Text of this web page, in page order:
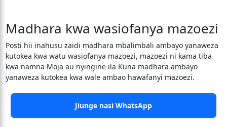
Madhara kwa wasiofanya mazoezi
Posti hii inahusu zaidi madhara mbalimbali ambayo yanaweza
kutokea kwa watu wasiofanya mazoezi, mazoezi ni kama tiba
kwa namna Moja au nyingine ila Kuna madhara ambayo
yanaweza kutokea kwa wale ambao hawafanyi mazoezi.
Jiunge nasi WhatsApp